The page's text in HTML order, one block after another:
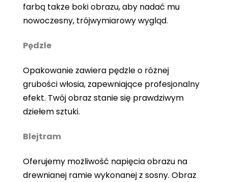
farbą także boki obrazu, aby nadać mu
nowoczesny, trójwymiarowy wygląd.
Pędzle
Opakowanie zawiera pędzle o różnej
grubości włosia, zapewniające profesjonalny
efekt. Twój obraz stanie się prawdziwym
dziełem sztuki.
Blejtram
Oferujemy możliwość napięcia obrazu na
drewnianej ramie wykonanej z sosny. Obraz